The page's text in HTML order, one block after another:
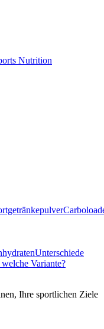
Nutrition
Unterschiede
Variante?
Ihre sportlichen Ziele